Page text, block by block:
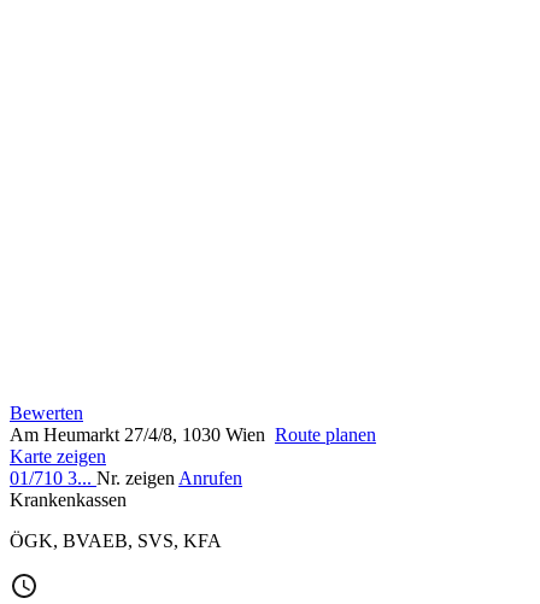
Bewerten
Am Heumarkt 27/4/8, 1030 Wien Route planen
Karte zeigen
01/710 3... Nr. zeigen Anrufen
Krankenkassen
ÖGK, BVAEB, SVS, KFA